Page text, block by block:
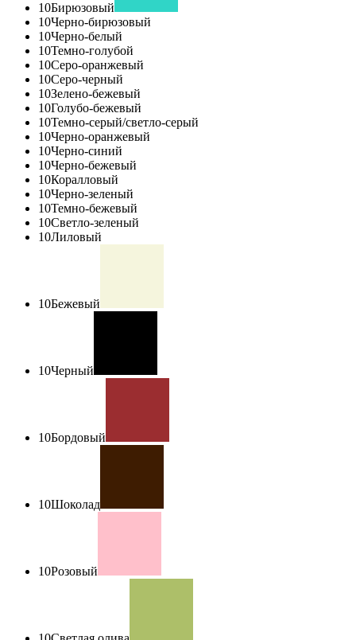
10Бирюзовый
10Черно-бирюзовый
10Черно-белый
10Темно-голубой
10Серо-оранжевый
10Серо-черный
10Зелено-бежевый
10Голубо-бежевый
10Темно-серый/светло-серый
10Черно-оранжевый
10Черно-синий
10Черно-бежевый
10Коралловый
10Черно-зеленый
10Темно-бежевый
10Светло-зеленый
10Лиловый
10Бежевый
10Черный
10Бордовый
10Шоколад
10Розовый